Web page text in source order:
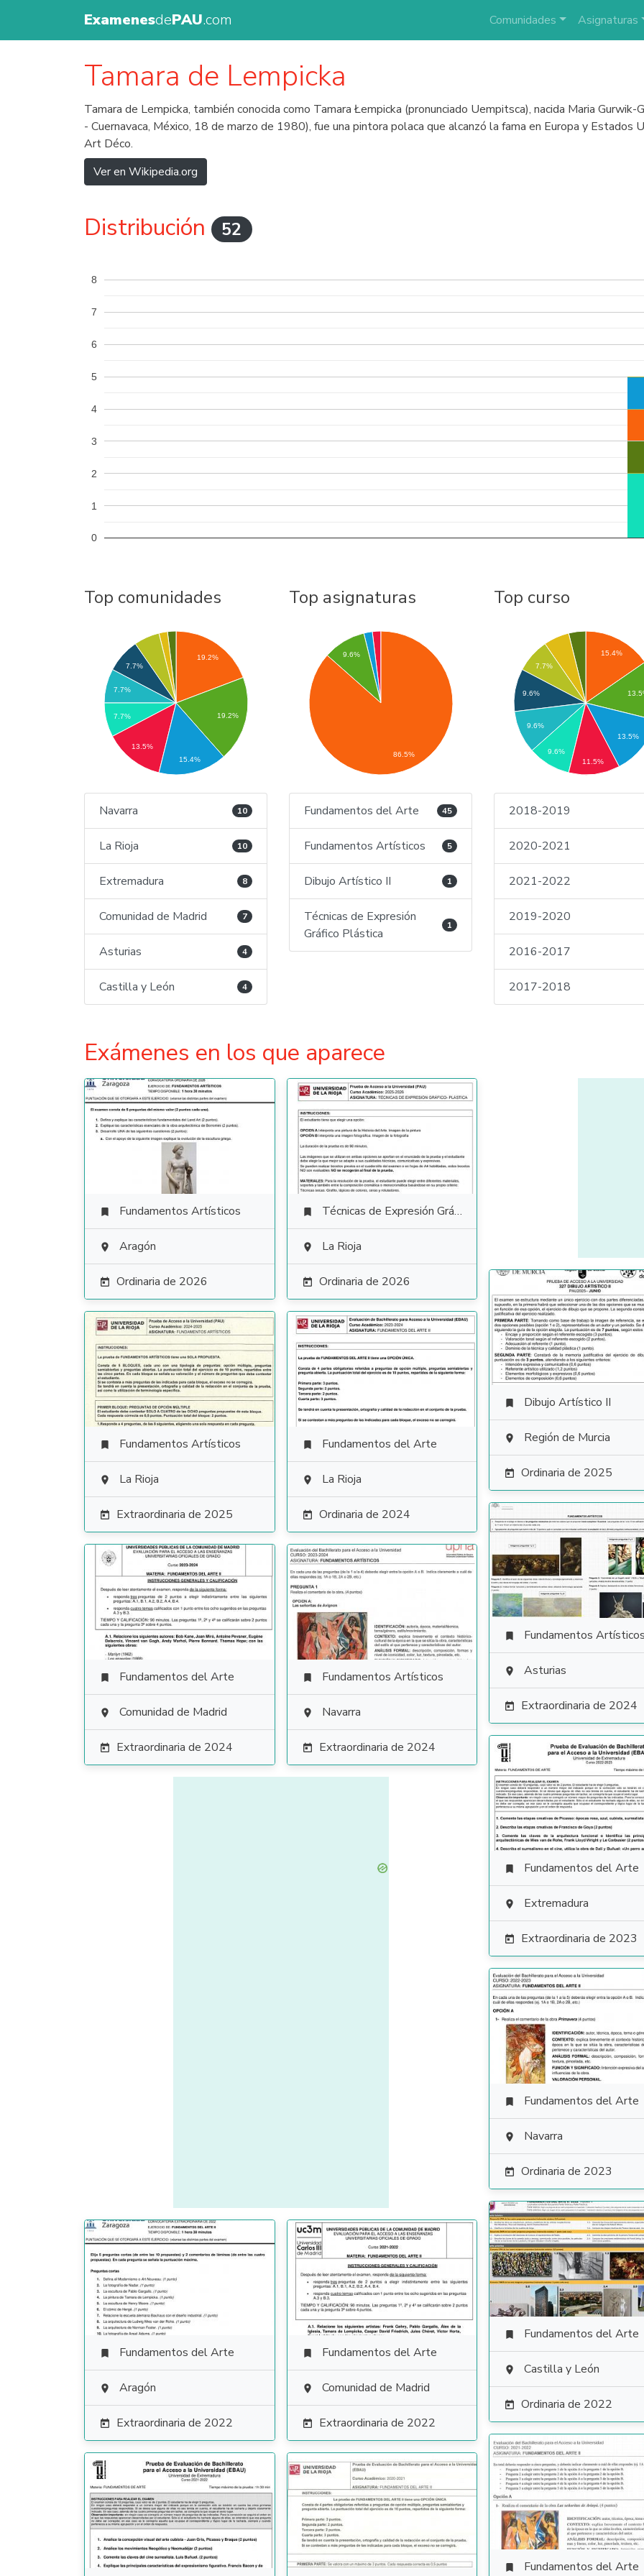
ExamenesdePAU.com Comunidades Asignaturas
Tamara de Lempicka
Tamara de Lempicka, también conocida como Tamara Łempicka (pronunciado Uempitsca), nacida Maria
- Cuernavaca, México, 18 de marzo de 1980), fue una pintora polaca que alcanzó la fama en Europa y
Art Déco.
Ver en Wikipedia.org
Distribución 52
0
1
2
3
4
5
6
7
8
Top comunidades
19.2%
19.2%
7.7%
7.7%
7.7%
13.5%
15.4%
Navarra 10
La Rioja 10
Extremadura 8
Comunidad de Madrid 7
Asturias 4
Castilla y León 4
Top asignaturas
9.6%
86.5%
Fundamentos del Arte 45
Fundamentos Artísticos 5
Dibujo Artístico II 1
Técnicas de Expresión
Gráfico Plástica
1
Top curso
15.4%
13.5%
7.7%
9.6%
9.6%
9.6%
11.5%
2018-2019
2020-2021
2021-2022
2019-2020
2016-2017
2017-2018
Exámenes en los que aparece
 Fundamentos Artísticos
 Aragón
 Ordinaria de 2026
 Técnicas de Expresión Gráfico Plástica
 La Rioja
 Ordinaria de 2026
 Dibujo Artístico II
 Región de Murcia
 Ordinaria de 2025
 Fundamentos Artísticos
 La Rioja
 Extraordinaria de 2025
 Fundamentos del Arte
 La Rioja
 Ordinaria de 2024
 Fundamentos
 Asturias
 Extraordinaria de 2024
 Fundamentos del Arte
 Comunidad de Madrid
 Extraordinaria de 2024
 Fundamentos Artísticos
 Navarra
 Extraordinaria de 2024
 Fundamentos del Arte
 Extremadura
 Extraordinaria de 2023
 Fundamentos del Arte
 Navarra
 Ordinaria de 2023
 Fundamentos del Arte
 Castilla y León
 Ordinaria de 2022
 Fundamentos del Arte
 Aragón
 Extraordinaria de 2022
 Fundamentos del Arte
 Comunidad de Madrid
 Extraordinaria de 2022
 Fundamentos del Arte